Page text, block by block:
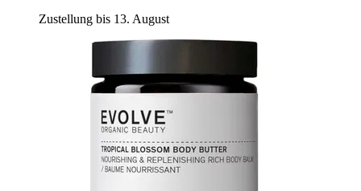
Zustellung bis 13. August